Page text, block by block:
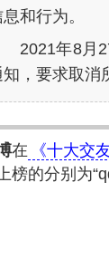
和行为。
2021年8月
知，要求取消
在 《十大交
榜的分别为